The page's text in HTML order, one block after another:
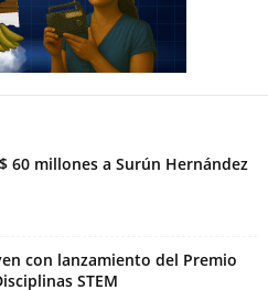
60 millones a Surún Hernández
con lanzamiento del Premio
STEM